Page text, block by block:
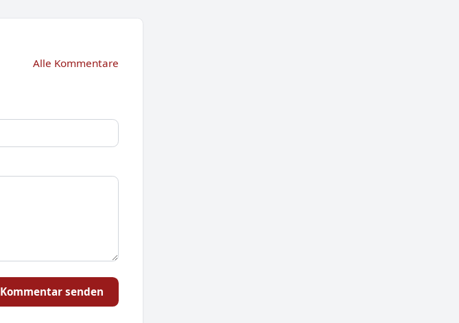
Alle Kommentare
Kommentar senden